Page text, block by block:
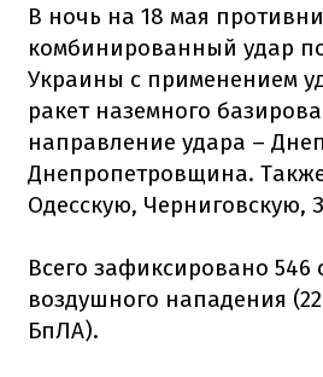
В ночь на 18 мая
комбинированный удар
Украины с применением
ракет наземного
направление удара –
Днепропетровщина.
Одесскую, Черниговскую,
Всего зафиксировано 546
воздушного нападения
БпЛА).